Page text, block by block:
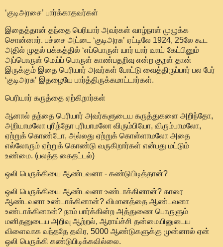
‘குடிஅரசை’ பார்க்காதவர்கள்
இதைத்தான் தந்தை பெரியார் அவர்கள் வாழ்நாள் முழுக்க
சொன்னார். பச்சை அட்டை ‘குடிஅரசு’ ஏட்டிலே 1924, 25லே கூட
அதில் முதல் பக்கத்தில் ‘எப்பொருள் யார் யார் வாய் கேட்பினும்
அப்பொருள் மெய்ப் பொருள் காண்பதறிவு என்ற குறள் தான்
இருக்கும் இதை பெரியார் அவர்கள் போட்டு வைத்திருப்பார் பல பேர்
‘குடிஅரசு’ இதழையே பார்த்திருக்கமாட்டார்கள்.
பெரியார் கருத்தை ஏற்கிறார்கள்
ஆனால் தந்தை பெரியார் அவர்களுடைய கருத்துகளை அறிந்தோ,
அறியாமலோ புரிந்தோ புரியாமலோ விரும்பியோ, விரும்பாமலோ,
ஏற்றுக் கொண்டோ, அல்லது ஏற்றுக் கொள்ளாமலோ அதை
எல்லோரும் ஏற்றுக் கொண்டு வருகிறார்கள் என்பது மட்டும்
உண்மை. (பலத்த கைதட்டல்)
ஒலி பெருக்கியை ஆண்டவனா - கண்டுபிடித்தான்?
ஒலி பெருக்கியை ஆண்டவனா உண்டாக்கினான்? காரை
ஆண்டவனா உண்டாக்கினான்? விமானத்தை ஆண்டவனா
உண்டாக்கினான்? நாம் பார்க்கின்ற அத்துணை பொருளும்
மனிதனுடைய அறிவு ஆற்றல், ஆராய்ச்சி தன்மையினுடைய
விளைவாக வந்ததே தவிர, 5000 ஆண்டுகளுக்கு முன்னால் ஏன்
ஒலி பெருக்கி கண்டுபிடிக்கவில்லை.